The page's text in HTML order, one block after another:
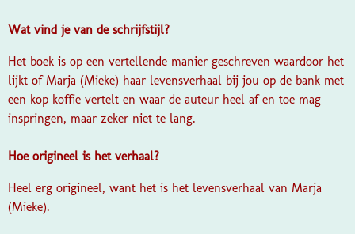
Wat vind je van de schrijfstijl?
Het boek is op een vertellende manier geschreven waardoor het
lijkt of Marja (Mieke) haar levensverhaal bij jou op de bank met
een kop koffie vertelt en waar de auteur heel af en toe mag
inspringen, maar zeker niet te lang.
Hoe origineel is het verhaal?
Heel erg origineel, want het is het levensverhaal van Marja
(Mieke).